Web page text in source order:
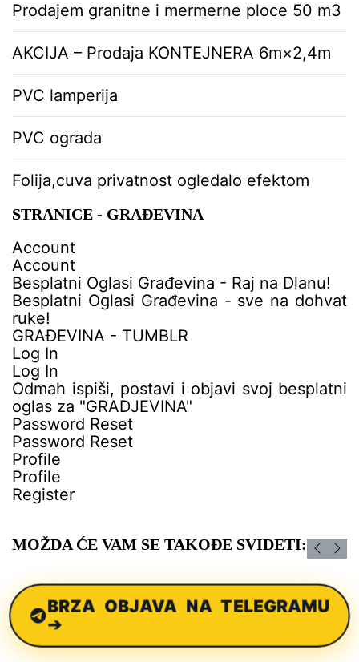
BRZA OBJAVA NA TELEGRAMU
➔
Prodajem granitne i mermerne ploce 50 m3
AKCIJA – Prodaja KONTEJNERA 6m×2,4m
PVC lamperija
PVC ograda
Folija,cuva privatnost ogledalo efektom
STRANICE - GRAĐEVINA
Account
Account
Besplatni Oglasi Građevina - Raj na Dlanu!
Besplatni Oglasi Građevina - sve na dohvat
ruke!
GRAĐEVINA - TUMBLR
Log In
Log In
Odmah ispiši, postavi i objavi svoj besplatni
oglas za "GRADJEVINA"
Password Reset
Password Reset
Profile
Profile
Register
MOŽDA ĆE VAM SE TAKOĐE SVIDETI: